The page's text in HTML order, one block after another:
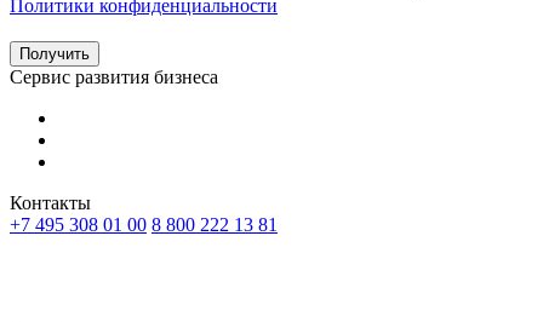
Политики конфиденциальности
Получить
Сервис развития бизнеса
Контакты
+7 495 308 01 00 8 800 222 13 81